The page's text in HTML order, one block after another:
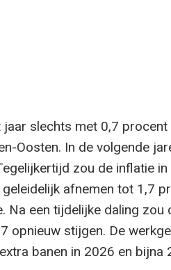
jaar slechts met 0,7
Oosten. In de volgende
zou de inflatie
afnemen tot 1,7
Na een tijdelijke daling zou
opnieuw stijgen. De
banen in 2026 en bijna